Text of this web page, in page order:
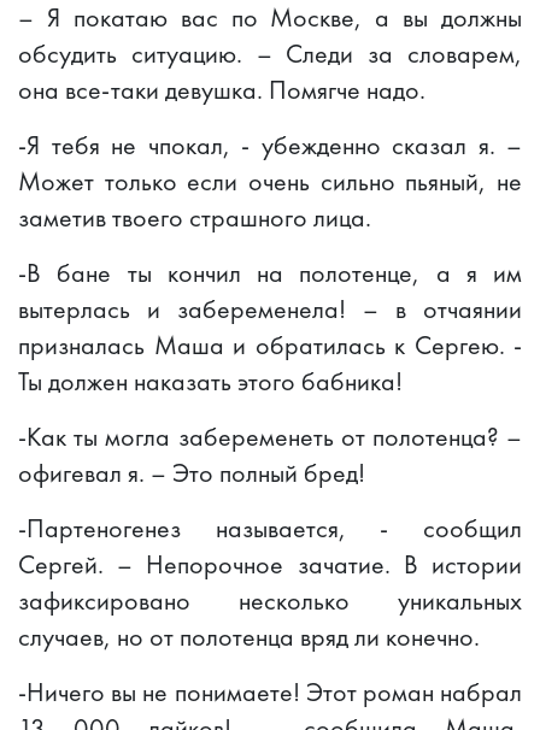
– Я покатаю вас по Москве, а вы должны
обсудить ситуацию. – Следи за словарем,
она все-таки девушка. Помягче надо.
-Я тебя не чпокал, - убежденно сказал я. –
Может только если очень сильно пьяный, не
заметив твоего страшного лица.
-В бане ты кончил на полотенце, а я им
вытерлась и забеременела! – в отчаянии
призналась Маша и обратилась к Сергею. -
Ты должен наказать этого бабника!
-Как ты могла забеременеть от полотенца? –
офигевал я. – Это полный бред!
-Партеногенез называется, - сообщил
Сергей. – Непорочное зачатие. В истории
зафиксировано несколько уникальных
случаев, но от полотенца вряд ли конечно.
-Ничего вы не понимаете! Этот роман набрал